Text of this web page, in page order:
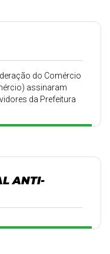
do Comércio
assinaram
da Prefeitura
como educação,
ANTI-